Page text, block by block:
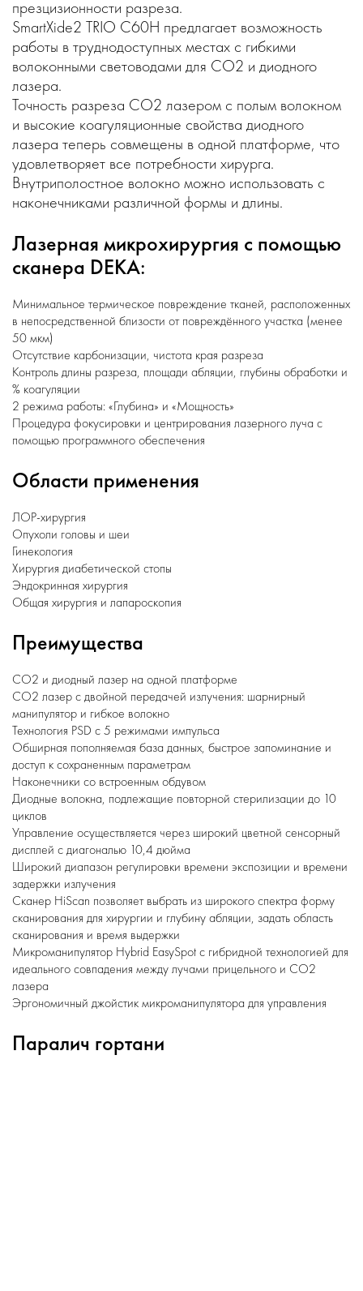
презцизионности разреза.
SmartXide2 TRIO C60H предлагает возможность
работы в труднодоступных местах с гибкими
волоконными световодами для СО2 и диодного
лазера.
Точность разреза СО2 лазером с полым волокном
и высокие коагуляционные свойства диодного
лазера теперь совмещены в одной платформе, что
удовлетворяет все потребности хирурга.
Внутриполостное волокно можно использовать с
наконечниками различной формы и длины.
Лазерная микрохирургия с помощью
сканера DEKA:
Минимальное термическое повреждение тканей, расположенных
в непосредственной близости от повреждённого участка (менее
50 мкм)
Отсутствие карбонизации, чистота края разреза
Контроль длины разреза, площади абляции, глубины обработки и
% коагуляции
2 режима работы: «Глубина» и «Мощность»
Процедура фокусировки и центрирования лазерного луча с
помощью программного обеспечения
Области применения
ЛОР-хирургия
Опухоли головы и шеи
Гинекология
Хирургия диабетической стопы
Эндокринная хирургия
Общая хирургия и лапароскопия
Преимущества
CO2 и диодный лазер на одной платформе
CO2 лазер с двойной передачей излучения: шарнирный
манипулятор и гибкое волокно
Технология PSD с 5 режимами импульса
Обширная пополняемая база данных, быстрое запоминание и
доступ к сохраненным параметрам
Наконечники со встроенным обдувом
Диодные волокна, подлежащие повторной стерилизации до 10
циклов
Управление осуществляется через широкий цветной сенсорный
дисплей с диагональю 10,4 дюйма
Широкий диапазон регулировки времени экспозиции и времени
задержки излучения
Сканер HiScan позволяет выбрать из широкого спектра форму
сканирования для хирургии и глубину абляции, задать область
сканирования и время выдержки
Микроманипулятор Hybrid EasySpot с гибридной технологией для
идеального совпадения между лучами прицельного и CO2
лазера
Эргономичный джойстик микроманипулятора для управления
Паралич гортани